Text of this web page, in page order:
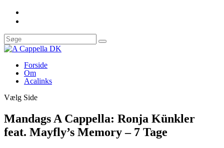
Forside
Om
Acalinks
Vælg Side
Mandags A Cappella: Ronja Künkler
feat. Mayfly’s Memory – 7 Tage